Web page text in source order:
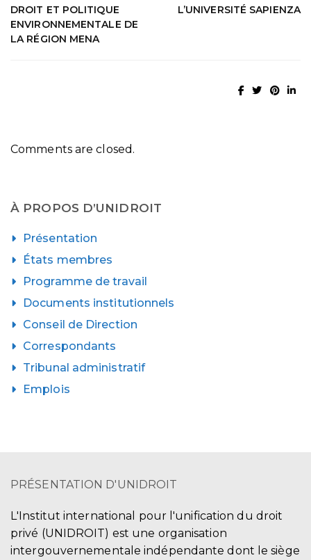
DROIT ET POLITIQUE
ENVIRONNEMENTALE DE
LA RÉGION MENA
L’UNIVERSITÉ SAPIENZA
Comments are closed.
À PROPOS D’UNIDROIT
Présentation
États membres
Programme de travail
Documents institutionnels
Conseil de Direction
Correspondants
Tribunal administratif
Emplois
PRÉSENTATION D'UNIDROIT
L'Institut international pour l'unification du droit
privé (UNIDROIT) est une organisation
intergouvernementale indépendante dont le siège